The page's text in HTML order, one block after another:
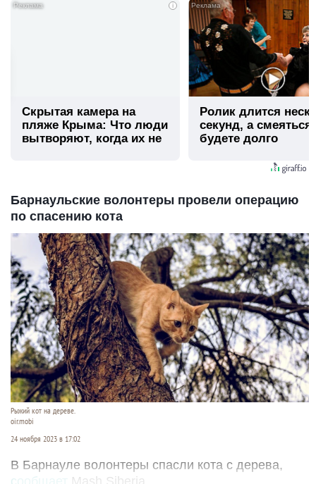
i
Скрытая камера на
пляже Крыма: Что люди
вытворяют, когда их не
Ролик длится
секунд, а
будете долго
Барнаульские волонтеры провели операцию
по спасению кота
Рыжий кот на дереве.
oir.mobi
24 ноября 2023 в 17:02
В Барнауле волонтеры спасли кота с дерева,
сообщает
Mash Siberia.